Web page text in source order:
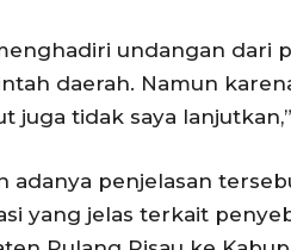
undangan dari
daerah. Namun
juga tidak saya
adanya penjelasan
yang jelas terkait